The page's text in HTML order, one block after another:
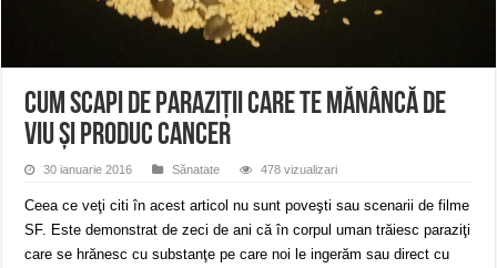
Cum SCAPI de PARAZIŢII care te MĂNÂNCĂ de
VIU şi produc CANCER
30 ianuarie 2016 Sănatate 478 vizualizari
Ceea ce veţi citi în acest articol nu sunt poveşti sau scenarii de filme
SF. Este demonstrat de zeci de ani că în corpul uman trăiesc paraziţi
care se hrănesc cu substanţe pe care noi le ingerăm sau direct cu